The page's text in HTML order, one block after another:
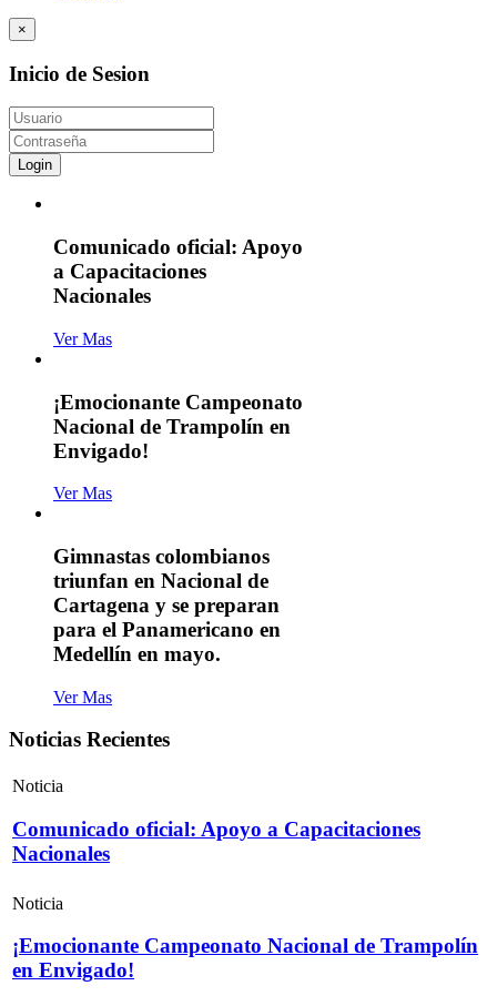
×
Inicio de Sesion
Login
Comunicado oficial: Apoyo
a Capacitaciones
Nacionales
Ver Mas
¡Emocionante Campeonato
Nacional de Trampolín en
Envigado!
Ver Mas
Gimnastas colombianos
triunfan en Nacional de
Cartagena y se preparan
para el Panamericano en
Medellín en mayo.
Ver Mas
Noticias Recientes
Noticia
Comunicado oficial: Apoyo a Capacitaciones
Nacionales
Noticia
¡Emocionante Campeonato Nacional de Trampolín
en Envigado!